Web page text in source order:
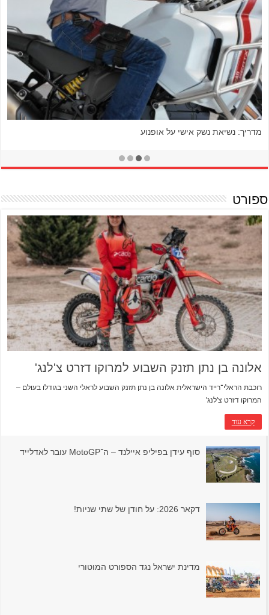
הסיכון שברכיבה ללא ביטוח צד ג'
ספורט
אלונה בן נתן תזנק השבוע למרוקו דזרט צ'לנג'
רוכבת הראלי־רייד הישראלית אלונה בן נתן תזנק השבוע לראלי השני בגודלו בעולם –
המרוקו דזרט צ'לנג'
קרא עוד
סוף עידן בפיליפ איילנד – ה־MotoGP עובר לאדלייד
דקאר 2026: על חודן של שתי שניות!
מדינת ישראל נגד הספורט המוטורי